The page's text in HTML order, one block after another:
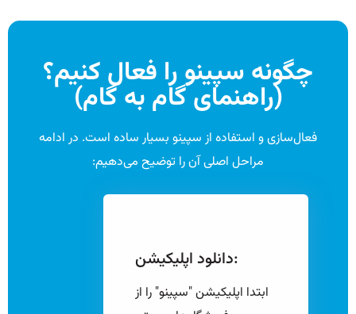
چگونه سپینو را فعال کنیم؟
(راهنمای گام به گام)
فعال‌سازی و استفاده از سپینو بسیار ساده است. در ادامه
مراحل اصلی آن را توضیح می‌دهیم:
دانلود اپلیکیشن:
ابتدا اپلیکیشن "سپینو" را از